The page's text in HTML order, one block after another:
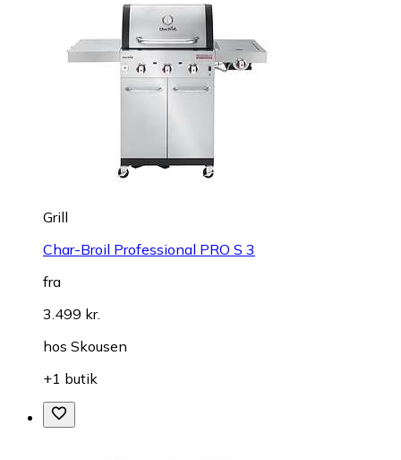
Grill
Char-Broil Professional PRO S 3
fra
3.499 kr.
hos Skousen
+1 butik